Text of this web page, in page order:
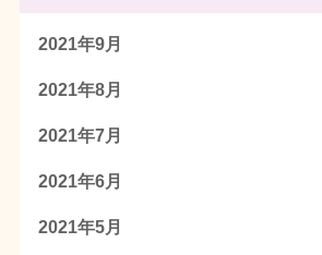
2021年9月
2021年8月
2021年7月
2021年6月
2021年5月